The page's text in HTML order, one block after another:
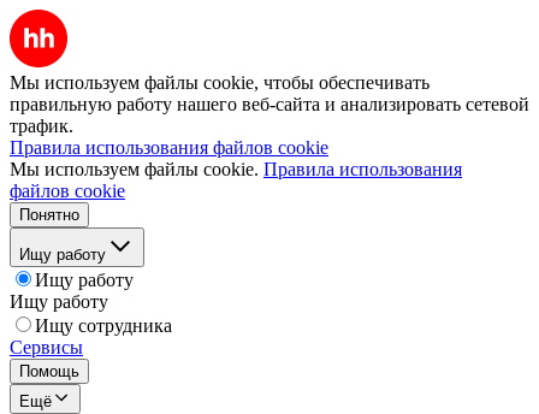
Мы используем файлы cookie, чтобы обеспечивать
правильную работу нашего веб-сайта и анализировать сетевой
трафик.
Правила использования файлов cookie
Мы используем файлы cookie. Правила использования
файлов cookie
Понятно
Ищу работу
Ищу работу
Ищу работу
Ищу сотрудника
Сервисы
Помощь
Ещё